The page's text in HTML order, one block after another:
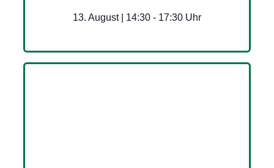
13. August | 14:30 - 17:30